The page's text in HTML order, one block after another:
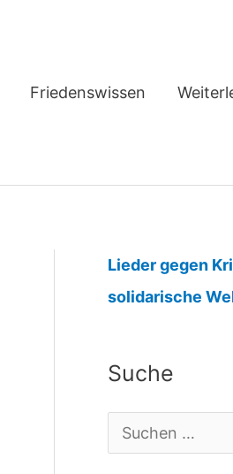
Friedenswissen
Lieder gegen
solidarische
Suche
u